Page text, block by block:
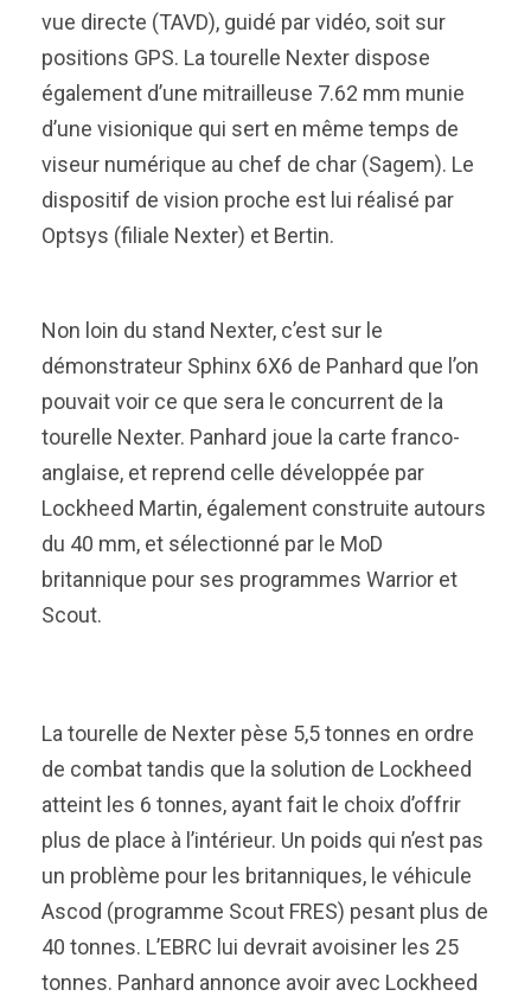
vue directe (TAVD), guidé par vidéo, soit sur
positions GPS. La tourelle Nexter dispose
également d’une mitrailleuse 7.62 mm munie
d’une visionique qui sert en même temps de
viseur numérique au chef de char (Sagem). Le
dispositif de vision proche est lui réalisé par
Optsys (filiale Nexter) et Bertin.
Non loin du stand Nexter, c’est sur le
démonstrateur Sphinx 6X6 de Panhard que l’on
pouvait voir ce que sera le concurrent de la
tourelle Nexter. Panhard joue la carte franco-
anglaise, et reprend celle développée par
Lockheed Martin, également construite autours
du 40 mm, et sélectionné par le MoD
britannique pour ses programmes Warrior et
Scout.
La tourelle de Nexter pèse 5,5 tonnes en ordre
de combat tandis que la solution de Lockheed
atteint les 6 tonnes, ayant fait le choix d’offrir
plus de place à l’intérieur. Un poids qui n’est pas
un problème pour les britanniques, le véhicule
Ascod (programme Scout FRES) pesant plus de
40 tonnes. L’EBRC lui devrait avoisiner les 25
tonnes. Panhard annonce avoir avec Lockheed